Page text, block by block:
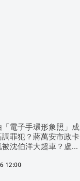
電子手環形象照」成
調罪犯？蔣萬安市政卡
沈伯洋大超車？盧秀
整合？
12:00